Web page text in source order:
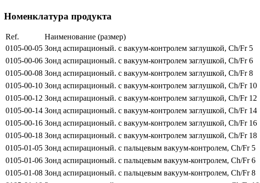
Номенклатура продукта
Ref. Наименование (размер)
0105-00-05 Зонд аспирационый. с вакуум-контролем заглушкой, Сh/Fr 5
0105-00-06 Зонд аспирационый. с вакуум-контролем заглушкой, Сh/Fr 6
0105-00-08 Зонд аспирационый. с вакуум-контролем заглушкой, Сh/Fr 8
0105-00-10 Зонд аспирационый. с вакуум-контролем заглушкой, Сh/Fr 10
0105-00-12 Зонд аспирационый. с вакуум-контролем заглушкой, Сh/Fr 12
0105-00-14 Зонд аспирационый. с вакуум-контролем заглушкой, Сh/Fr 14
0105-00-16 Зонд аспирационый. с вакуум-контролем заглушкой, Сh/Fr 16
0105-00-18 Зонд аспирационый. с вакуум-контролем заглушкой, Сh/Fr 18
0105-01-05 Зонд аспирационый. с пальцевым вакуум-контролем, Сh/Fr 5
0105-01-06 Зонд аспирационый. с пальцевым вакуум-контролем, Сh/Fr 6
0105-01-08 Зонд аспирационый. с пальцевым вакуум-контролем, Сh/Fr 8